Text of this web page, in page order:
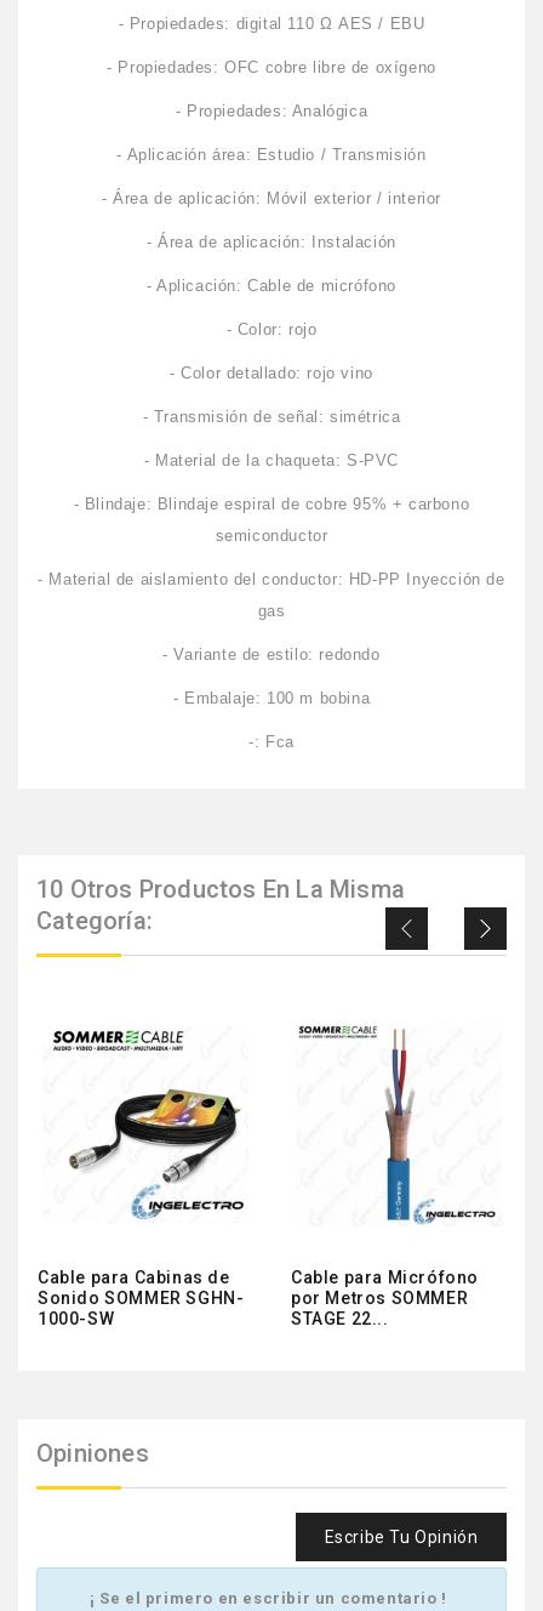
- Propiedades: digital 110 Ω AES / EBU
- Propiedades: OFC cobre libre de oxígeno
- Propiedades: Analógica
- Aplicación área: Estudio / Transmisión
- Área de aplicación: Móvil exterior / interior
- Área de aplicación: Instalación
- Aplicación: Cable de micrófono
- Color: rojo
- Color detallado: rojo vino
- Transmisión de señal: simétrica
- Material de la chaqueta: S-PVC
- Blindaje: Blindaje espiral de cobre 95% + carbono
semiconductor
- Material de aislamiento del conductor: HD-PP Inyección de
gas
- Variante de estilo: redondo
- Embalaje: 100 m bobina
-: Fca
10 Otros Productos En La Misma
Categoría:
Cable para Cabinas de
Sonido SOMMER SGHN-
1000-SW
Cable para Micrófono
por Metros SOMMER
STAGE 22...
Opiniones
Escribe Tu Opinión
¡ Se el primero en escribir un comentario !